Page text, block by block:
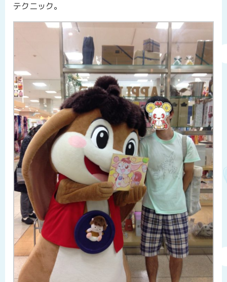
テクニック。